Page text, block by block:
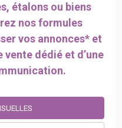
étalons ou biens
nos formules
vos annonces* et
vente dédié et d’une